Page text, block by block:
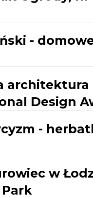
-
architektura
Design
-
w